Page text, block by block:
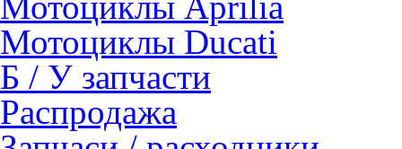
Мотоциклы Ducati
Б / У запчасти
Распродажа